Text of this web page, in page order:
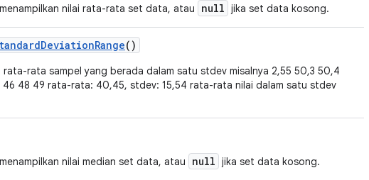
nilai rata-rata set data, atau null jika set data kosong.
DeviationRange()
rata-rata sampel yang berada dalam satu stdev misalnya 2,55 50,3 50,4
46 48 49 rata-rata: 40,45, stdev: 15,54 rata-rata nilai dalam satu stdev
nilai median set data, atau null jika set data kosong.